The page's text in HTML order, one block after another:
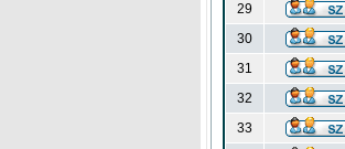
29
30
31
32
33